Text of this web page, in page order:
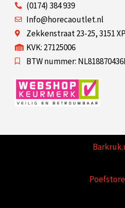
(0174) 384 939
Info@horecaoutlet.nl
Zekkenstraat 23-25, 3151
KVK: 27125006
BTW nummer: